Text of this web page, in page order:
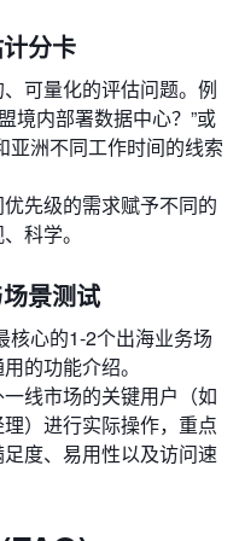
分卡
可量化的评估问题。例
境内部署数据中心？”或
亚洲不同工作时间的线索
先级的需求赋予不同的
科学。
景测试
核心的1-2个出海业务场
的功能介绍。
线市场的关键用户（如
）进行实际操作，重点
度、易用性以及访问速